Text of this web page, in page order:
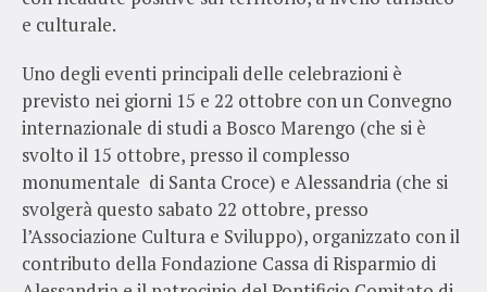
e culturale.
Uno degli eventi principali delle celebrazioni è
previsto nei giorni 15 e 22 ottobre con un Convegno
internazionale di studi a Bosco Marengo (che si è
svolto il 15 ottobre, presso il complesso
monumentale di Santa Croce) e Alessandria (che si
svolgerà questo sabato 22 ottobre, presso
l’Associazione Cultura e Sviluppo), organizzato con il
contributo della Fondazione Cassa di Risparmio di